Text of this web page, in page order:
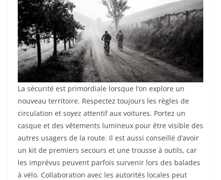
La sécurité est primordiale lorsque l’on explore un
nouveau territoire. Respectez toujours les règles de
circulation et soyez attentif aux voitures. Portez un
casque et des vêtements lumineux pour être visible des
autres usagers de la route. Il est aussi conseillé d’avoir
un kit de premiers secours et une trousse à outils, car
les imprévus peuvent parfois survenir lors des balades
à vélo. Collaboration avec les autorités locales peut